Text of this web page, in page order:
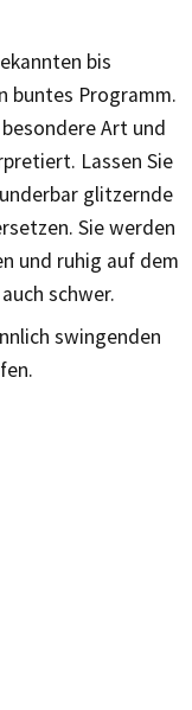
bis
buntes Programm.
Art und
Lassen Sie
glitzernde
Sie werden
und ruhig auf dem
schwer.
swingenden